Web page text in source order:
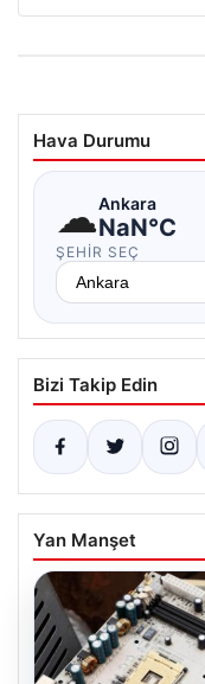
Hava Durumu
☁Ankara
NaN°C
ŞEHIR SEÇ
Bizi Takip Edin
Yan Manşet